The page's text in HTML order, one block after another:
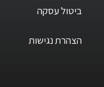
ביטול עסקה
הצהרת נגישות